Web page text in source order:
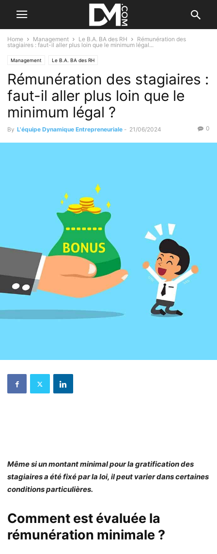
Home Management Le B.A. BA des RH
Rémunération des
stagiaires : faut-il aller plus loin que le minimum légal...
Management Le B.A. BA des RH
Rémunération des stagiaires :
faut-il aller plus loin que le
minimum légal ?
By L'équipe Dynamique Entrepreneuriale - 21/06/2024 0
Même si un montant minimal pour la gratification des
stagiaires a été fixé par la loi, il peut varier dans certaines
conditions particulières.
Comment est évaluée la
rémunération minimale ?